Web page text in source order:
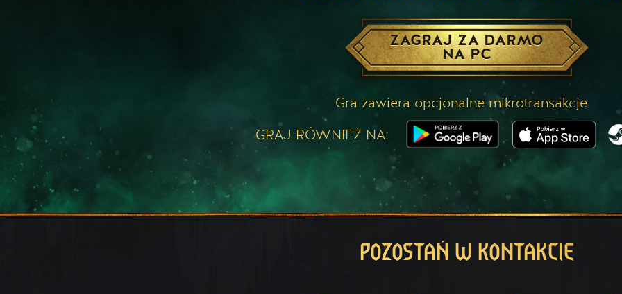
ZAGRAJ ZA DARMO
NA PC
Gra zawiera opcjonalne mikrotransakcje
GRAJ RÓWNIEŻ NA:
POZOSTAŃ W KONTAKCIE